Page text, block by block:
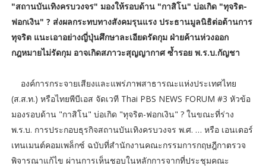
"สถานบันเทิงครบวงจร" มองให้รอบด้าน "กาสิโน" บ่อเกิด "ทุจริต-
ฟอกเงิน" ? ส่งผลกระทบทางสังคมรุนแรง ประธานมูลนิธิต่อต้านการ
ทุจริต แนะเอาอย่างญี่ปุ่นศึกษาละเอียดรัดกุม ฝ่ายค้านห่วงออก
กฎหมายไม่รัดกุม อาจเกิดสภาวะสุญญากาศ ซ้ำรอย พ.ร.บ.กัญชา
องค์การกระจายเสียงและแพร่ภาพสาธารณะแห่งประเทศไทย
(ส.ส.ท.) หรือไทยพีบีเอส จัดเวที Thai PBS NEWS FORUM #3 หัวข้อ
มองรอบด้าน "กาสิโน" บ่อเกิด "ทุจริต-ฟอกเงิน" ? ในขณะที่ร่าง
พ.ร.บ. การประกอบธุรกิจสถานบันเทิงครบวงจร พ.ศ. … หรือ เอนเตอร์
เทนเมนต์คอมเพล็กซ์ ฉบับที่สำนักงานคณะกรรมการกฤษฎีกาตรวจ
พิจารณาแก้ไข ผ่านการเห็นชอบในหลักการจากที่ประชุมคณะ